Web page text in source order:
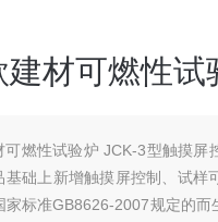
材可燃性试
燃性试验炉 JCK-3型触摸屏
础上新增触摸屏控制、试样
标准GB8626-2007规定的而